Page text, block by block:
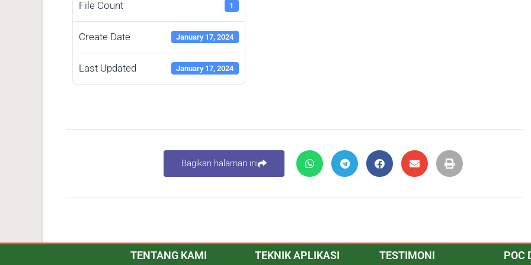
File Count 1
Create Date January 17, 2024
Last Updated January 17, 2024
Bagikan halaman ini
TENTANG KAMI TEKNIK APLIKASI TESTIMONI POC